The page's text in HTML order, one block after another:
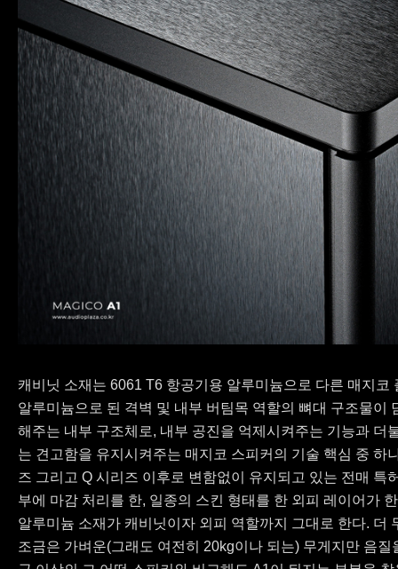
캐비닛 소재는 6061 T6 항공기용 알루미늄으로 다른 매지
알루미늄으로 된 격벽 및 내부 버팀목 역할의 뼈대 구조물이
해주는 내부 구조체로, 내부 공진을 억제시켜주는 기능과 더
는 견고함을 유지시켜주는 매지코 스피커의 기술 핵심 중 하
즈 그리고 Q 시리즈 이후로 변함없이 유지되고 있는 전매 특
부에 마감 처리를 한, 일종의 스킨 형태를 한 외피 레이어가
알루미늄 소재가 캐비닛이자 외피 역할까지 그대로 한다. 더
조금은 가벼운(그래도 여전히 20kg이나 되는) 무게지만 음